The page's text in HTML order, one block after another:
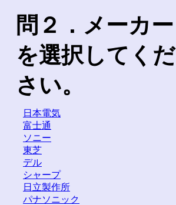
問２．メーカー
を選択してくだ
さい。
日本電気
富士通
ソニー
東芝
デル
シャープ
日立製作所
パナソニック